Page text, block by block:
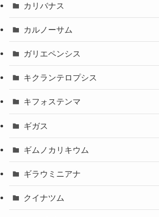
カリバナス
カルノーサム
ガリエペンシス
キクランテロプシス
キフォステンマ
ギガス
ギムノカリキウム
ギラウミニアナ
クイナツム